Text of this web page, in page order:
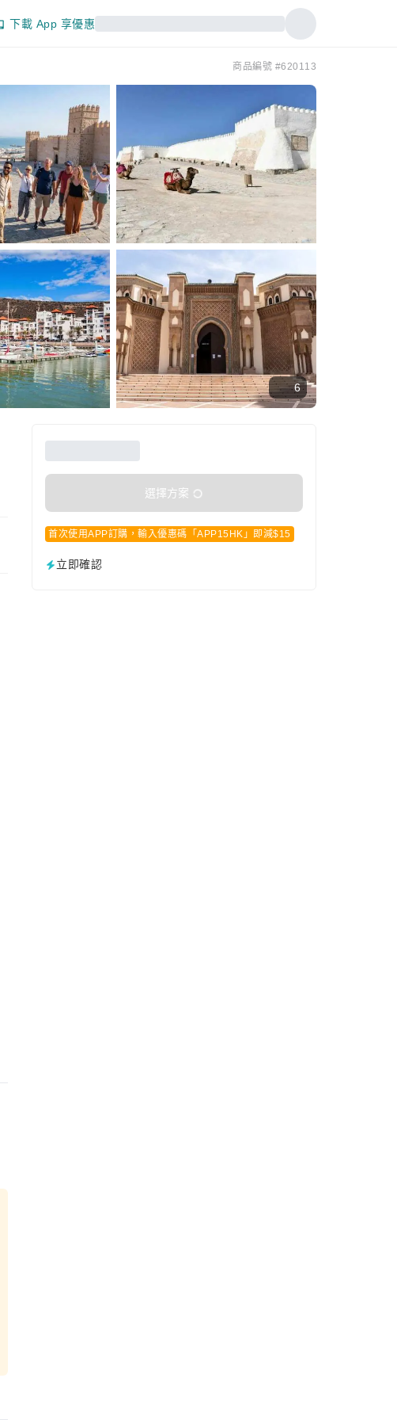
下載 App 享優惠
商品編號 #620113
6
選擇方案
首次使用APP訂購，輸入優惠碼「APP15HK」即減$15
立即確認